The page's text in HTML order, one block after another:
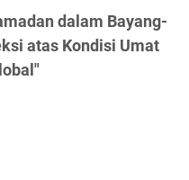
dalam Bayang-
atas Kondisi Umat